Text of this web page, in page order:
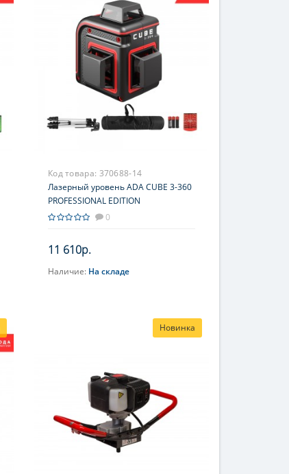
Код товара: 370688-14
Лазерный уровень ADA CUBE 3-360
PROFESSIONAL EDITION
0
11 610р.
В корзину
Наличие: На складе
Новинка